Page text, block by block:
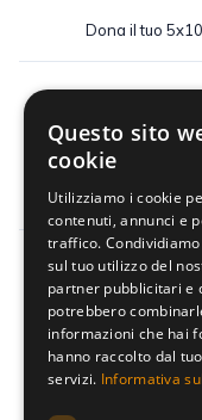
Dona il tuo
Scarica
Questo sito
cookie
Utilizziamo i cookie
contenuti, annunci e
traffico.
sul tuo utilizzo del
partner pubblicitari e
potrebbero
informazioni che hai
hanno raccolto dal
servizi. Informativa